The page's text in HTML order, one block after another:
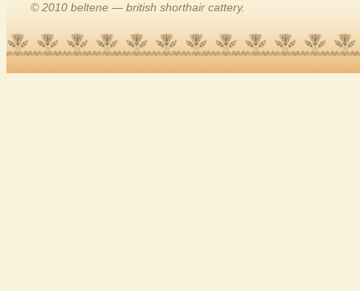
© 2010 beltene — british shorthair cattery.